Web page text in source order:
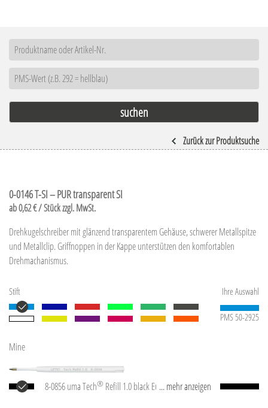
Zurück zur Produktsuche
0-0146 T-SI – PUR transparent SI
ab 0,62 € / Stück zzgl. MwSt.
Drehkugelschreiber mit glänzend transparentem Gehäuse, schwerer Metallspitze
und Metallclip. Griffnoppen in der Kappe unterstützen den komfortablen
Drehmachanismus.
Ihre Auswahl
Stift
PMS 50-2925
Mine
8-0856 uma Tech® Refill 1.0 black Europäische
... mehr anzeigen